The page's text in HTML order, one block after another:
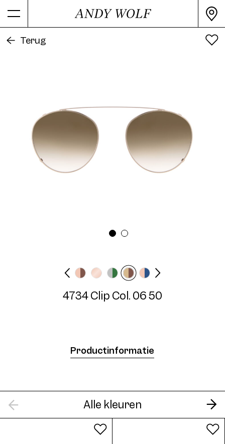
Terug
4734 Clip Col. 06 50
Productinformatie
Alle kleuren
PRODUCTINFORMATIE
Kleur
Panto
Artikelnummer
4734-CLIP 06
Release Date
2000
Alle kleuren
4734 Clip Col. 01 50
4734 Clip Col. 03 50
4734 Clip Col. 04 50